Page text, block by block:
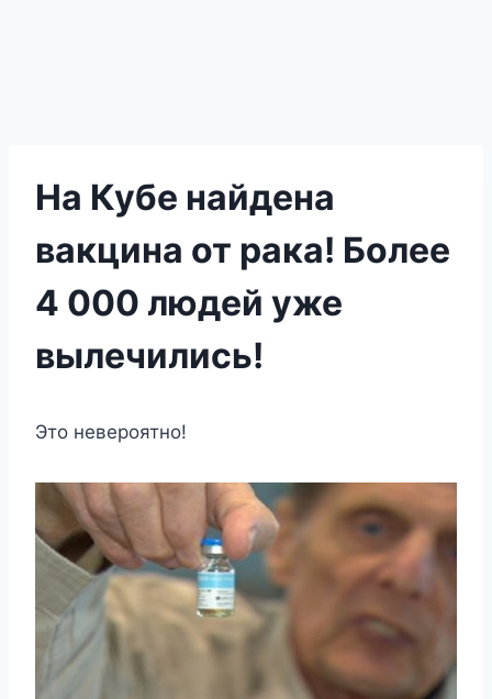
На Кубе найдена
вакцина от рака! Более
4 000 людей уже
вылечились!
Это невероятно!